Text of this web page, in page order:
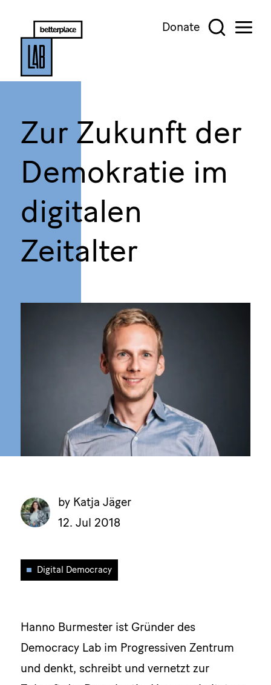
Donate
Zur Zukunft der
Demokratie im
digitalen
Zeitalter
by Katja Jäger
12. Jul 2018
Digital Democracy
Hanno Burmester ist Gründer des
Democracy Lab im Progressiven Zentrum
und denkt, schreibt und vernetzt zur